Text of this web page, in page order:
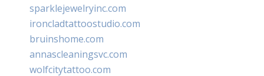
sparklejewelryinc.com
ironcladtattoostudio.com
bruinshome.com
annascleaningsvc.com
wolfcitytattoo.com